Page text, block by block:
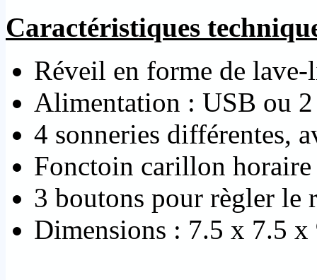
Caractéristiques
Réveil en forme de lave-
Alimentation : USB ou
4 sonneries différentes,
Fonctoin carillon
3 boutons pour règler le
Dimensions : 7.5 x 7.5